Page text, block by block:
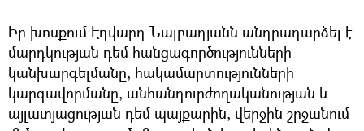
Իր խոսքում Էդվարդ Նալբադյանն անդրադարձել է
մարդկության դեմ հանցագործությունների
կանխարգելմանը, հակամարտությունների
կարգավորմանը, անհանդուրժողականության և
այլատյացության դեմ պայքարին, վերջին շրջանում